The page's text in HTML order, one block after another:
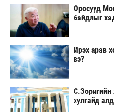
Оросууд
байдлыг
Ирэх арав
вэ?
С.Зоригийн
хулгайд